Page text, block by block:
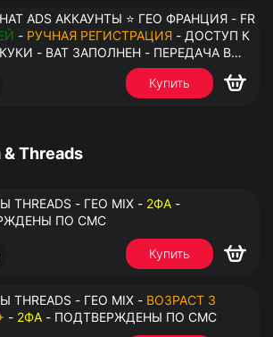
АККАУНТЫ ⭐ ГЕО ФРАНЦИЯ - FR
- РУЧНАЯ РЕГИСТРАЦИЯ - ДОСТУП К
- ВАТ ЗАПОЛНЕН - ПЕРЕДАЧА В
Купить
Threads
THREADS - ГЕО MIX - 2ФА -
ПО СМС
Купить
THREADS - ГЕО MIX - ВОЗРАСТ 3
- 2ФА - ПОДТВЕРЖДЕНЫ ПО СМС